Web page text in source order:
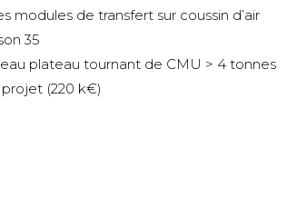
de transfert sur coussin d’air
35
plateau tournant de CMU > 4 tonnes
(220 k€)